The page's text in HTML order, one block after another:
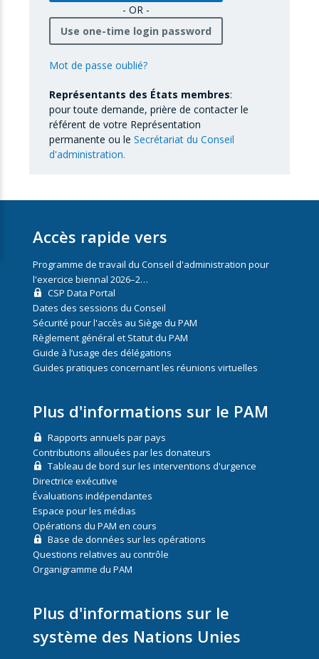
- OR -
Use one-time login password
Mot de passe oublié?
Représentants des États membres:
pour toute demande, prière de contacter le
référent de votre Représentation
permanente ou le Secrétariat du Conseil
d'administration.
Accès rapide vers
Programme de travail du Conseil d'administration pour
l'exercice biennal 2026–2…
CSP Data Portal
Dates des sessions du Conseil
Sécurité pour l'accès au Siège du PAM
Règlement général et Statut du PAM
Guide à l’usage des délégations
Guides pratiques concernant les réunions virtuelles
Plus d'informations sur le PAM
Rapports annuels par pays
Contributions allouées par les donateurs
Tableau de bord sur les interventions d'urgence
Directrice exécutive
Évaluations indépendantes
Espace pour les médias
Opérations du PAM en cours
Base de données sur les opérations
Questions relatives au contrôle
Organigramme du PAM
Plus d'informations sur le
système des Nations Unies